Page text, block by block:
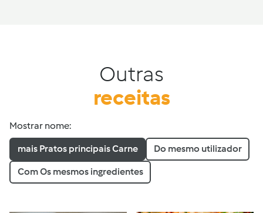
Outras
receitas
Mostrar nome:
mais Pratos principais Carne Do mesmo utilizador
Com Os mesmos ingredientes